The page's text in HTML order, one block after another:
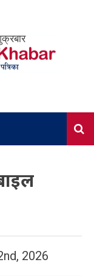
2026